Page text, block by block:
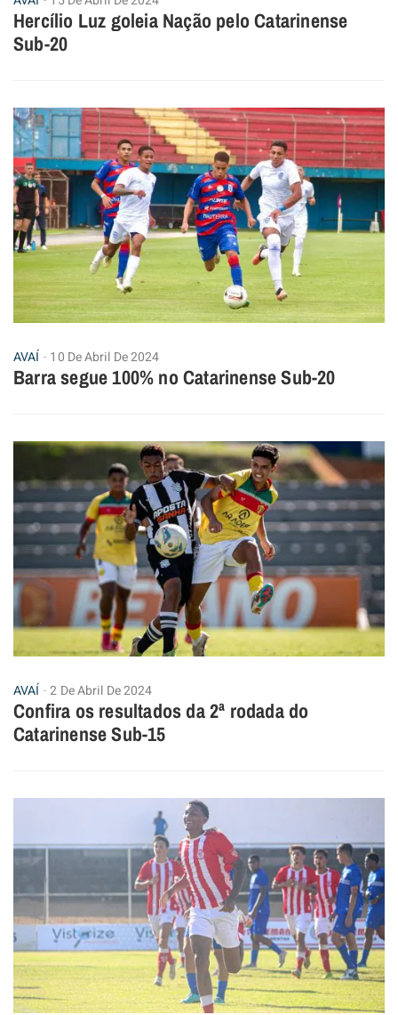
Hercílio Luz goleia Nação pelo Catarinense
Sub-20
AVAÍ 10 De Abril De 2024
Barra segue 100% no Catarinense Sub-20
AVAÍ 2 De Abril De 2024
Confira os resultados da 2ª rodada do
Catarinense Sub-15